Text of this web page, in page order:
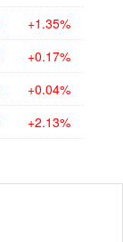
+1.35%
+0.17%
+0.04%
+2.13%